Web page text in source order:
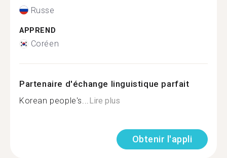
Russe
APPREND
Coréen
Partenaire d'échange linguistique parfait
Korean people's...Lire plus
Obtenir l'appli